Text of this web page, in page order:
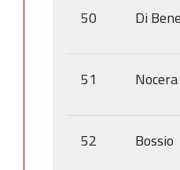
50 Di
51 Nocera
52 Bossio